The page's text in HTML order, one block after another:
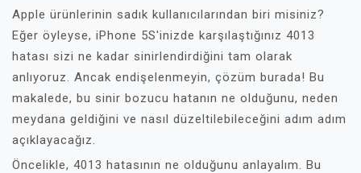
Apple ürünlerinin sadık kullanıcılarından biri misiniz?
Eğer öyleyse, iPhone 5S'inizde karşılaştığınız 4013
hatası sizi ne kadar sinirlendirdiğini tam olarak
anlıyoruz. Ancak endişelenmeyin, çözüm burada! Bu
makalede, bu sinir bozucu hatanın ne olduğunu, neden
meydana geldiğini ve nasıl düzeltilebileceğini adım adım
açıklayacağız.
Öncelikle, 4013 hatasının ne olduğunu anlayalım. Bu